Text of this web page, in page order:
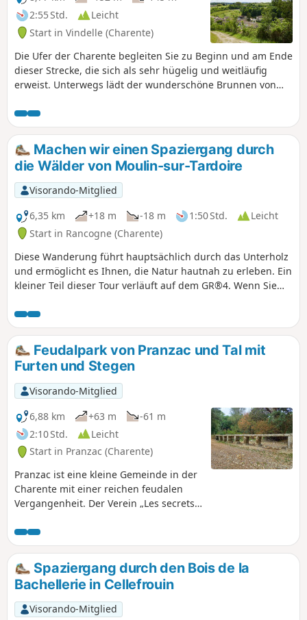
2:55 Std.
Leicht
Start in Vindelle (Charente)
Die Ufer der Charente begleiten Sie zu Beginn und am Ende
dieser Strecke, die sich als sehr hügelig und weitläufig
erweist. Unterwegs lädt der wunderschöne Brunnen von
Machen wir einen Spaziergang durch
die Wälder von Moulin-sur-Tardoire
Visorando-Mitglied
6,35 km
+18 m -18 m 1:50 Std.
Leicht
Start in Rancogne (Charente)
Diese Wanderung führt hauptsächlich durch das Unterholz
und ermöglicht es Ihnen, die Natur hautnah zu erleben. Ein
kleiner Teil dieser Tour verläuft auf dem GR®4. Wenn Sie
Richtige für Sie.
Feudalpark von Pranzac und Tal mit
Furten und Stegen
Visorando-Mitglied
6,88 km
+63 m
-61 m
2:10 Std.
Leicht
Start in Pranzac (Charente)
Pranzac ist eine kleine Gemeinde in der
Charente mit einer reichen feudalen
Vergangenheit. Der Verein „Les secrets
Wiederaufbau des Schlosses der Grafen
von Cars.Unser Spaziergang führt uns
zunächst um den ehemaligen
Schlosspark herum und dann weiter
entlang des Tals über Furten und Stege.
Spaziergang durch den Bois de la
Bachellerie in Cellefrouin
Visorando-Mitglied